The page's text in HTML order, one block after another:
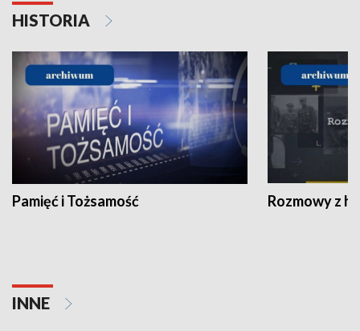
HISTORIA
Pamięć i Tożsamość Rozmowy z
INNE